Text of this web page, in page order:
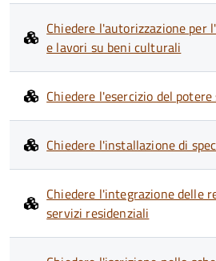
Chiedere l'autorizzazione per
e lavori su beni culturali
Chiedere l'esercizio del
Chiedere l'installazione di
Chiedere l'integrazione delle
servizi residenziali